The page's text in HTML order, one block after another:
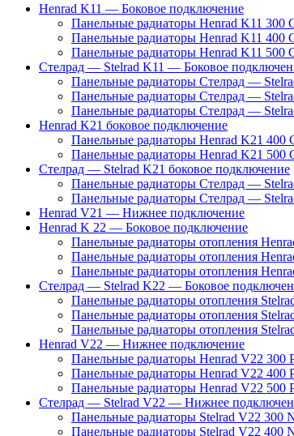
Henrad K11 — Боковое подключение
Панельные радиаторы Henrad K11 300
Панельные радиаторы Henrad K11 400
Панельные радиаторы Henrad K11 500
Стелрад — Stelrad K11 — Боковое
Панельные радиаторы Стелрад —
Панельные радиаторы Стелрад —
Панельные радиаторы Стелрад —
Henrad K21 боковое подключение
Панельные радиаторы Henrad K21 400
Панельные радиаторы Henrad K21 500
Стелрад — Stelrad K21 боковое подключение
Панельные радиаторы Стелрад —
Панельные радиаторы Стелрад —
Henrad V21 — Нижнее подключение
Henrad K 22 — Боковое подключение
Панельные радиаторы отопления
Панельные радиаторы отопления
Панельные радиаторы отопления
Стелрад — Stelrad K22 — Боковое
Панельные радиаторы отопления
Панельные радиаторы отопления
Панельные радиаторы отопления
Henrad V22 — Нижнее подключение
Панельные радиаторы Henrad V22 300
Панельные радиаторы Henrad V22 400
Панельные радиаторы Henrad V22 500
Стелрад — Stelrad V22 — Нижнее
Панельные радиаторы Stelrad V22 300
Панельные радиаторы Stelrad V22 400